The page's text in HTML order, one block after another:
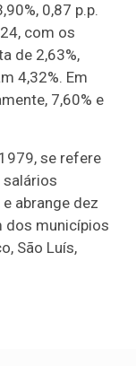
0,87 p.p.
com os
de 2,63%,
4,32%. Em
7,60% e
se refere
abrange dez
dos municípios
São Luís,